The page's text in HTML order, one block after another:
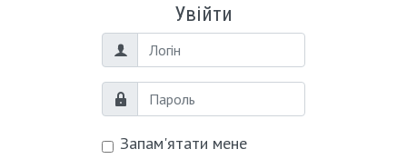
Увійти
Логін
Пароль
Запам'ятати мене